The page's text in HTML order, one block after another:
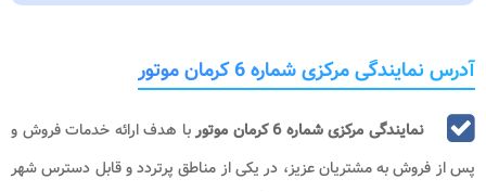
آدرس نمایندگی مرکزی شماره 6 کرمان موتور
نمایندگی مرکزی شماره 6 کرمان موتور
با هدف ارائه خدمات فروش و
پس از فروش به مشتریان عزیز، در یکی از مناطق پرتردد و قابل دسترس شهر